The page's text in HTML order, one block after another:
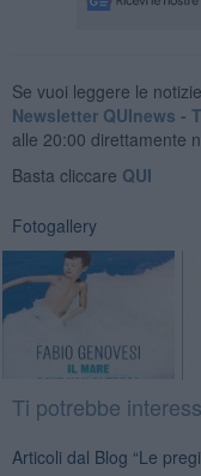
Se vuoi leggere le
Newsletter QUInews -
alle 20:00 direttamente
Basta cliccare QUI
Fotogallery
Ti potrebbe
Articoli dal Blog “Le